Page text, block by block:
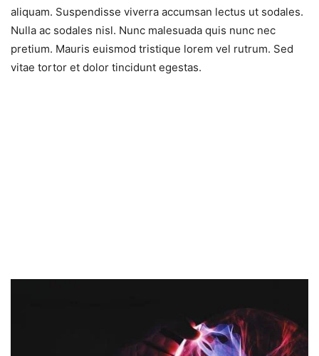
aliquam. Suspendisse viverra accumsan lectus ut sodales.
Nulla ac sodales nisl. Nunc malesuada quis nunc nec
pretium. Mauris euismod tristique lorem vel rutrum. Sed
vitae tortor et dolor tincidunt egestas.